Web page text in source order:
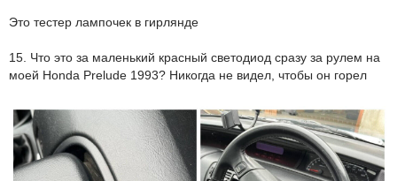
Это тестер лампочек в гирлянде
15. Что это за маленький красный светодиод сразу за рулем на
моей Honda Prelude 1993? Никогда не видел, чтобы он горел